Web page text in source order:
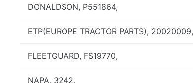
DONALDSON, P551864,
ETP(EUROPE TRACTOR PARTS), 20020009,
FLEETGUARD, FS19770,
NAPA, 3242,